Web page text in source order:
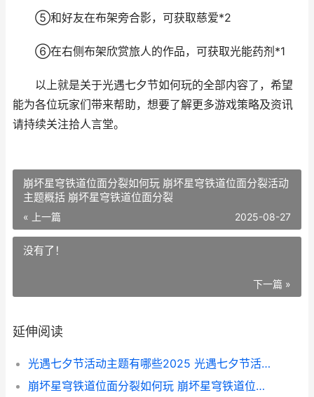
⑤和好友在布架旁合影，可获取慈爱*2
⑥在右侧布架欣赏旅人的作品，可获取光能药剂*1
以上就是关于光遇七夕节如何玩的全部内容了，希望
能为各位玩家们带来帮助，想要了解更多游戏策略及资讯
请持续关注拾人言堂。
崩坏星穹铁道位面分裂如何玩 崩坏星穹铁道位面分裂活动
主题概括 崩坏星穹铁道位面分裂
« 上一篇 2025-08-27
没有了！
下一篇 »
延伸阅读
光遇七夕节活动主题有哪些2025 光遇七夕节活动主题锦集2025 光遇七夕节活动什么时候结束
崩坏星穹铁道位面分裂如何玩 崩坏星穹铁道位面分裂活动主题概括 崩坏星穹铁道位面分裂